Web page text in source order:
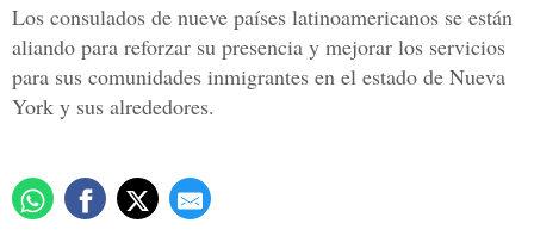
Los consulados de nueve países latinoamericanos se están
aliando para reforzar su presencia y mejorar los servicios
para sus comunidades inmigrantes en el estado de Nueva
York y sus alrededores.